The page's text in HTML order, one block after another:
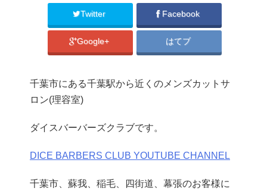
Twitter Facebook
Google+ はてブ
千葉市にある千葉駅から近くのメンズカットサ
ロン(理容室)
ダイスバーバーズクラブです。
DICE BARBERS CLUB YOUTUBE CHANNEL
千葉市、蘇我、稲毛、四街道、幕張のお客様に